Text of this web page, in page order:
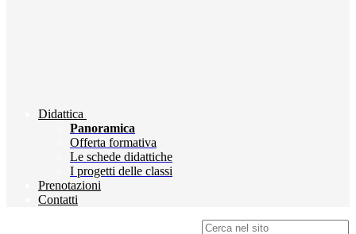
Didattica
Panoramica
Offerta formativa
Le schede didattiche
I progetti delle classi
Prenotazioni
Contatti